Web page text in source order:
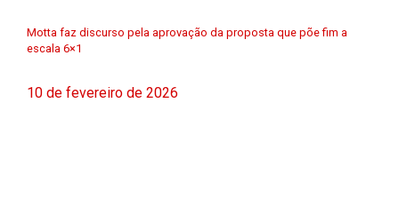
Motta faz discurso pela aprovação da proposta que põe fim a
escala 6×1
10 de fevereiro de 2026